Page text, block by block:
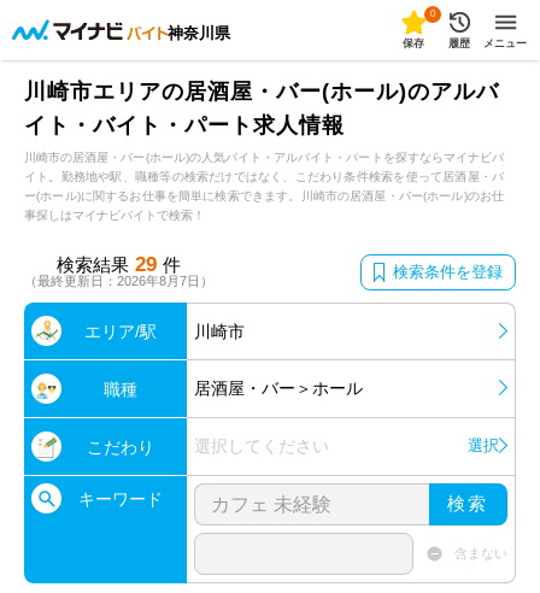
神奈川県
0
保存 履歴 メニュー
川崎市エリアの居酒屋・バー(ホール)のアルバ
イト・バイト・パート求人情報
川崎市の居酒屋・バー(ホール)の人気バイト・アルバイト・パートを探すならマイナビバ
イト。勤務地や駅、職種等の検索だけではなく、こだわり条件検索を使って居酒屋・バ
ー(ホール)に関するお仕事を簡単に検索できます。川崎市の居酒屋・バー(ホール)のお仕
事探しはマイナビバイトで検索！
検索結果 29 件
（最終更新日：2026年8月7日） 検索条件を登録
エリア/駅 川崎市
職種 居酒屋・バー＞ホール
こだわり 選択してください 選択
キーワード 検索
含まない